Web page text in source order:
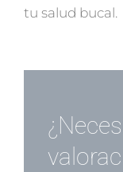
tu salud bucal.